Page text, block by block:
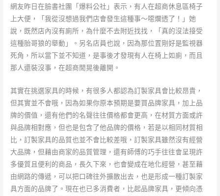
網友昨日在臉書社團「爆料公社」表示，有人在超商休息區椅子
上大便，「我從沒想過我們店會發生這種事～噁爛透了！」她
說，既然店內沒有廁所，為什麼不去附近找找，「真的沒法接受
這種胎哥狼的舉動」。另名店員也說，因為那位置剛好是監視器
死角，所以當下並不知道，是事後才發現有人在椅上如廁，而且
那人還裝沒事，在超商閒晃後離開。
其實在挑選家具的時候，有很多人都認為訂製家具會比較昂貴，
但其實並不會哦，因為如果你原本預期是要買品牌家具，加上品
牌的價值，還有他們的名聲往往價格都會更高，在材質方面或許
與品牌相對應，但也是包含了他品牌的價格，若是以相同材質相
比，訂製家具的品質也並不會比較差哦，訂製家具雖然沒有經營
大品牌，但藉由商家的品質管理，還有師傅的巧手往往會呈現許
多優質且便利的商品，長久下來，也會變成在地化經營，甚至藉
由網路的傳遞，可以把口碑往外擴散出去，也是形成一種訂製家
具方面的品牌了。現在也已多消費者，比起品牌家具，更傾向憑